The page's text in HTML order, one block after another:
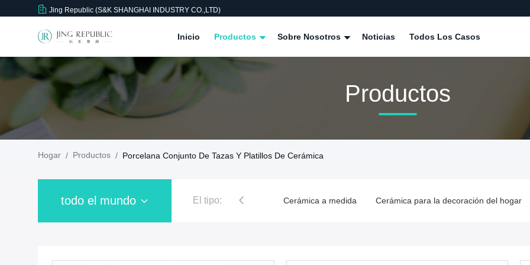
Jing Republic (S&K SHANGHAI INDUSTRY CO.,LTD)
Inicio Productos Sobre Nosotros Noticias Todos Los Casos
Productos
Hogar / Productos / Porcelana Conjunto De Tazas Y Platillos De Cerámica
todo el mundo El tipo:
Taza de café de cerámica Cerámica a medida Cerámica para la decoración del hogar